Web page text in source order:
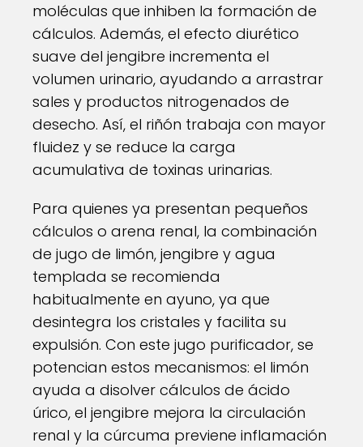
moléculas que inhiben la formación de
cálculos. Además, el efecto diurético
suave del jengibre incrementa el
volumen urinario, ayudando a arrastrar
sales y productos nitrogenados de
desecho. Así, el riñón trabaja con mayor
fluidez y se reduce la carga
acumulativa de toxinas urinarias.
Para quienes ya presentan pequeños
cálculos o arena renal, la combinación
de jugo de limón, jengibre y agua
templada se recomienda
habitualmente en ayuno, ya que
desintegra los cristales y facilita su
expulsión. Con este jugo purificador, se
potencian estos mecanismos: el limón
ayuda a disolver cálculos de ácido
úrico, el jengibre mejora la circulación
renal y la cúrcuma previene inflamación